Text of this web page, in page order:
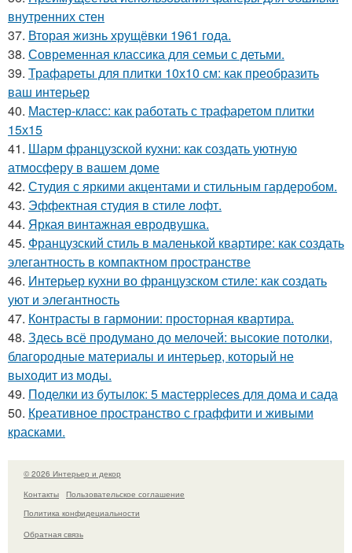
внутренних стен
37. Вторая жизнь хрущёвки 1961 года.
38. Современная классика для семьи с детьми.
39. Трафареты для плитки 10х10 см: как преобразить
ваш интерьер
40. Мастер-класс: как работать с трафаретом плитки
15х15
41. Шарм французской кухни: как создать уютную
атмосферу в вашем доме
42. Студия с яркими акцентами и стильным гардеробом.
43. Эффектная студия в стиле лофт.
44. Яркая винтажная евродвушка.
45. Французский стиль в маленькой квартире: как создать
элегантность в компактном пространстве
46. Интерьер кухни во французском стиле: как создать
уют и элегантность
47. Контрасты в гармонии: просторная квартира.
48. Здесь всё продумано до мелочей: высокие потолки,
благородные материалы и интерьер, который не
выходит из моды.
49. Поделки из бутылок: 5 мастерpieces для дома и сада
50. Креативное пространство с граффити и живыми
красками.
© 2026 Интерьер и декор
Контакты
Пользовательское соглашение
Политика конфидециальности
Обратная связь